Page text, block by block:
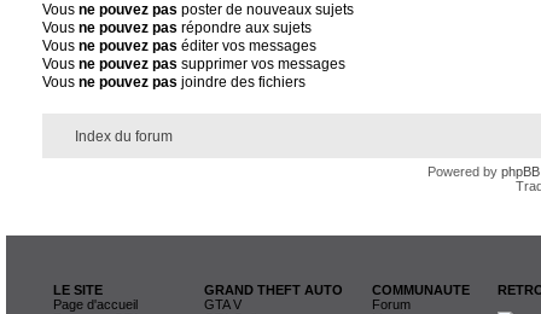
Vous ne pouvez pas poster de nouveaux sujets
Vous ne pouvez pas répondre aux sujets
Vous ne pouvez pas éditer vos messages
Vous ne pouvez pas supprimer vos messages
Vous ne pouvez pas joindre des fichiers
Index du forum
Powered by phpBB
LE SITE
Page d'accueil
GRAND THEFT AUTO
GTA V
COMMUNAUTE
Forum